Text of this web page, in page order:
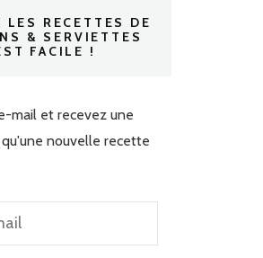
LES RECETTES DE
& SERVIETTES
FACILE !
mail et recevez une
nouvelle recette